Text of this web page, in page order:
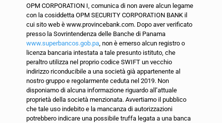
OPM CORPORATION I, comunica di non avere alcun legame
con la cosiddetta OPM SECURITY CORPORATION BANK il
cui sito web è www.provincebank.com. Dopo aver verificato
presso la Sovrintendenza delle Banche di Panama
www.superbancos.gob.pa, non è emerso alcun registro o
licenza bancaria intestata a tale presunto istituto, che
peraltro utilizza nel proprio codice SWIFT un vecchio
indirizzo riconducibile a una società già appartenente al
nostro gruppo e regolarmente ceduta nel 2019. Non
disponiamo di alcuna informazione riguardo all’attuale
proprietà della società menzionata. Avvertiamo il pubblico
che tale uso indebito e la mancanza di autorizzazioni
potrebbero indicare una possibile truffa legata a una banca